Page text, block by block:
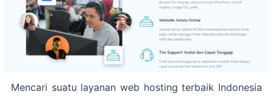
Mencari suatu layanan web hosting terbaik Indonesia